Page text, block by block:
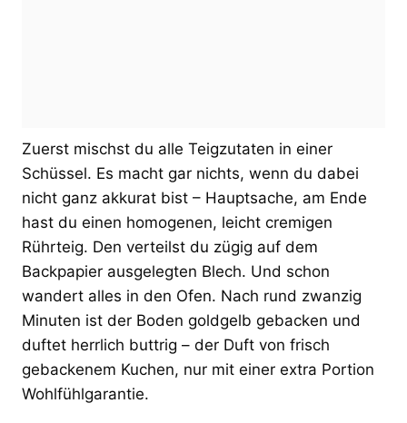
Zuerst mischst du alle Teigzutaten in einer
Schüssel. Es macht gar nichts, wenn du dabei
nicht ganz akkurat bist – Hauptsache, am Ende
hast du einen homogenen, leicht cremigen
Rührteig. Den verteilst du zügig auf dem
Backpapier ausgelegten Blech. Und schon
wandert alles in den Ofen. Nach rund zwanzig
Minuten ist der Boden goldgelb gebacken und
duftet herrlich buttrig – der Duft von frisch
gebackenem Kuchen, nur mit einer extra Portion
Wohlfühlgarantie.